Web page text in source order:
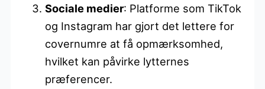
Sociale medier: Platforme som TikTok
og Instagram har gjort det lettere for
covernumre at få opmærksomhed,
hvilket kan påvirke lytternes
præferencer.